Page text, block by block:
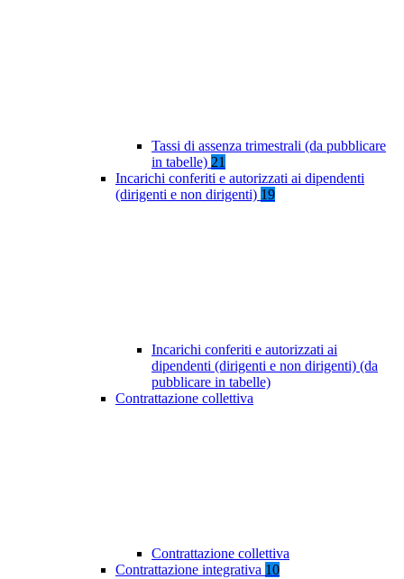
Tassi di assenza trimestrali (da pubblicare
in tabelle) 21
Incarichi conferiti e autorizzati ai dipendenti
(dirigenti e non dirigenti) 19
Incarichi conferiti e autorizzati ai
dipendenti (dirigenti e non dirigenti) (da
pubblicare in tabelle)
Contrattazione collettiva
Contrattazione collettiva
Contrattazione integrativa 10